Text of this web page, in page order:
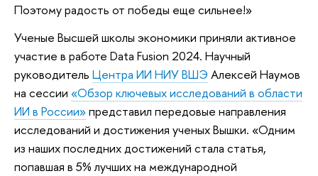
Поэтому радость от победы еще сильнее!»
Ученые Высшей школы экономики приняли активное
участие в работе Data Fusion 2024. Научный
руководитель Центра ИИ НИУ ВШЭ Алексей Наумов
на сессии «Обзор ключевых исследований в области
ИИ в России»представил передовые направления
исследований и достижения ученых Вышки. «Одним
из наших последних достижений стала статья,
попавшая в 5% лучших на международной